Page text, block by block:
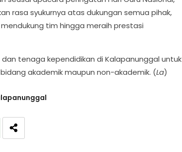
rasa syukurnya atas dukungan semua pihak,
tim hingga meraih prestasi
tenaga kependidikan di Kalapanunggal untuk
akademik maupun non-akademik. (La)